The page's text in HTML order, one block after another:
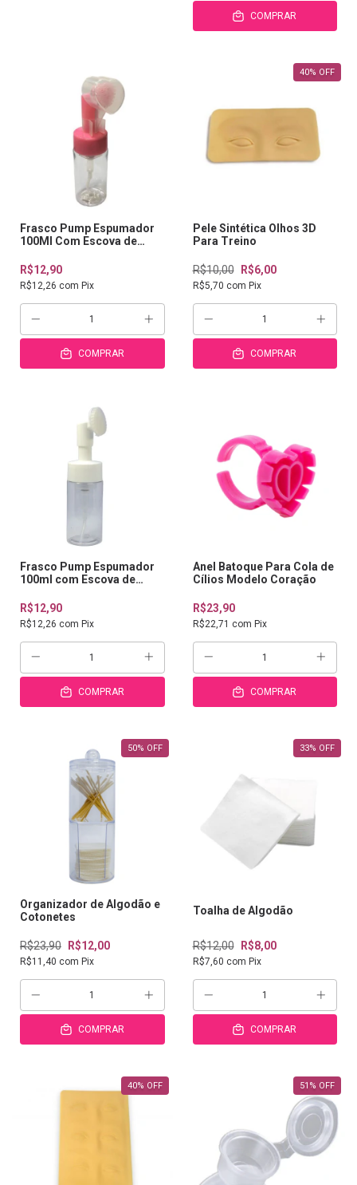
COMPRAR
Frasco Pump Espumador
100Ml Com Escova de
R$12,90
R$12,26 com Pix
COMPRAR
40% OFF
Pele Sintética Olhos 3D
Para Treino
R$10,00 R$6,00
R$5,70 com Pix
COMPRAR
Frasco Pump Espumador
100ml com Escova de
R$12,90
R$12,26 com Pix
COMPRAR
Anel Batoque Para Cola de
Cílios Modelo Coração
R$23,90
R$22,71 com Pix
COMPRAR
50% OFF
Organizador de Algodão e
Cotonetes
R$23,90 R$12,00
R$11,40 com Pix
COMPRAR
33% OFF
Toalha de Algodão
R$12,00 R$8,00
R$7,60 com Pix
COMPRAR
40% OFF 51 % OFF